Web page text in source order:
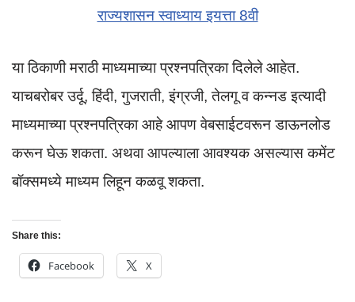
राज्यशासन स्वाध्याय इयत्ता 8वी
या ठिकाणी मराठी माध्यमाच्या प्रश्नपत्रिका दिलेले आहेत.
याचबरोबर उर्दू, हिंदी, गुजराती, इंग्रजी, तेलगू व कन्नड इत्यादी
माध्यमाच्या प्रश्नपत्रिका आहे आपण वेबसाईटवरून डाऊनलोड
करून घेऊ शकता. अथवा आपल्याला आवश्यक असल्यास कमेंट
बॉक्समध्ये माध्यम लिहून कळवू शकता.
Share this:
Facebook X